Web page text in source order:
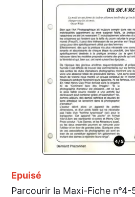
Epuisé
Parcourir la Maxi-Fiche n°4-